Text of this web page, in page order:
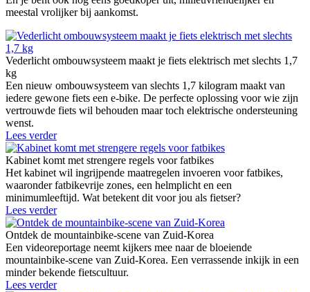
meestal vrolijker bij aankomst.
Vederlicht ombouwsysteem maakt je fiets elektrisch met slechts 1,7
kg
Een nieuw ombouwsysteem van slechts 1,7 kilogram maakt van
iedere gewone fiets een e-bike. De perfecte oplossing voor wie zijn
vertrouwde fiets wil behouden maar toch elektrische ondersteuning
wenst.
Lees verder
Kabinet komt met strengere regels voor fatbikes
Het kabinet wil ingrijpende maatregelen invoeren voor fatbikes,
waaronder fatbikevrije zones, een helmplicht en een
minimumleeftijd. Wat betekent dit voor jou als fietser?
Lees verder
Ontdek de mountainbike-scene van Zuid-Korea
Een videoreportage neemt kijkers mee naar de bloeiende
mountainbike-scene van Zuid-Korea. Een verrassende inkijk in een
minder bekende fietscultuur.
Lees verder